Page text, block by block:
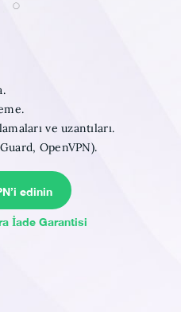
ve uzantıları.
OpenVPN).
edinin
İade Garantisi